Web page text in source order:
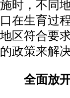
施时，不同
口在生育过
地区符合要
的政策来解决
全面放